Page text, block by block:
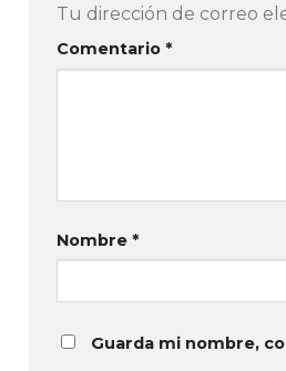
Tu dirección de correo
Comentario *
Nombre *
Guarda mi nombre,